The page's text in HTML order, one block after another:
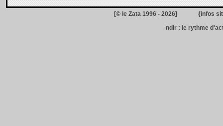
[© le Zata 1996 - 2026] {infos
ndlr : le rythme